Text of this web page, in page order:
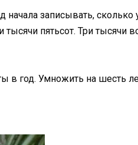
записывать, сколько
пятьсот. Три тысячи
в год. Умножить на шесть